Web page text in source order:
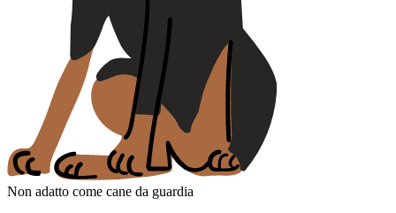
Non adatto come cane da guardia